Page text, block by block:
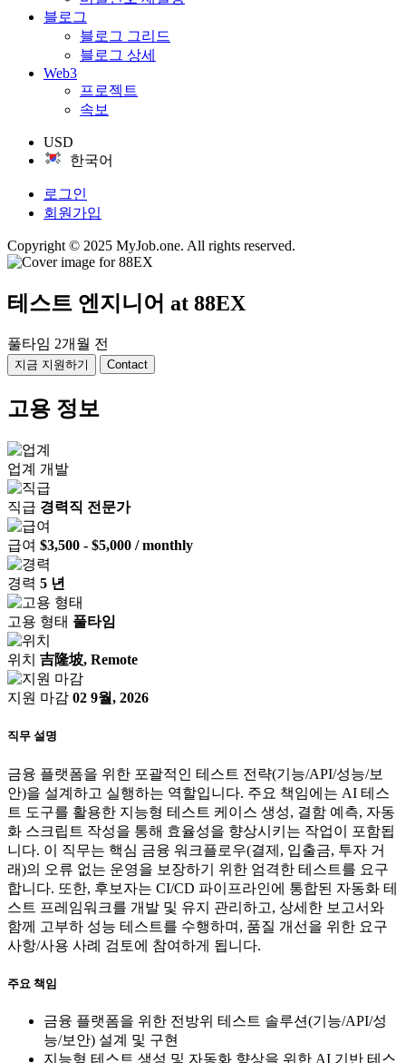
블로그
블로그 그리드
블로그 상세
Web3
프로젝트
속보
USD
한국어
로그인
회원가입
Copyright © 2025 MyJob.one. All rights reserved.
테스트 엔지니어 at 88EX
풀타임 2개월 전
지금 지원하기 Contact
고용 정보
업계 개발
직급 경력직 전문가
급여 $3,500 - $5,000 / monthly
경력 5 년
고용 형태 풀타임
위치 吉隆坡, Remote
지원 마감 02 9월, 2026
직무 설명
금융 플랫폼을 위한 포괄적인 테스트 전략(기능/API/성능/보
안)을 설계하고 실행하는 역할입니다. 주요 책임에는 AI 테스
트 도구를 활용한 지능형 테스트 케이스 생성, 결함 예측, 자동
화 스크립트 작성을 통해 효율성을 향상시키는 작업이 포함됩
니다. 이 직무는 핵심 금융 워크플로우(결제, 입출금, 투자 거
래)의 오류 없는 운영을 보장하기 위한 엄격한 테스트를 요구
합니다. 또한, 후보자는 CI/CD 파이프라인에 통합된 자동화 테
스트 프레임워크를 개발 및 유지 관리하고, 상세한 보고서와
함께 고부하 성능 테스트를 수행하며, 품질 개선을 위한 요구
사항/사용 사례 검토에 참여하게 됩니다.
주요 책임
금융 플랫폼을 위한 전방위 테스트 솔루션(기능/API/성
능/보안) 설계 및 구현
지능형 테스트 생성 및 자동화 향상을 위한 AI 기반 테스